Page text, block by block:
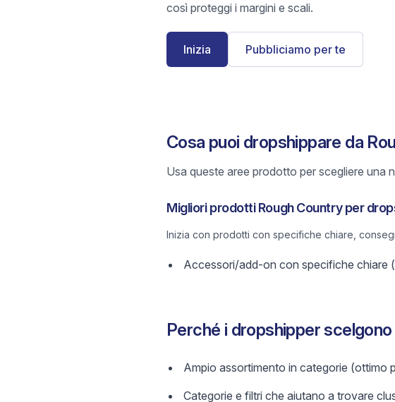
così proteggi i margini e scali.
Inizia Pubbliciamo per te
Cosa puoi dropshippare da
Usa queste aree prodotto per scegliere una
Migliori prodotti Rough Country per
Inizia con prodotti con specifiche chiare,
Accessori/add-on con specifiche chiare
Perché i dropshipper
Ampio assortimento in categorie (ottimo
Categorie e filtri che aiutano a trovare